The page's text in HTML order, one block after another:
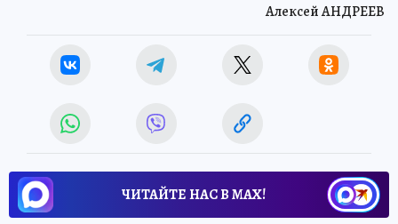
Алексей АНДРЕЕВ
ЧИТАЙТЕ НАС В МАХ!